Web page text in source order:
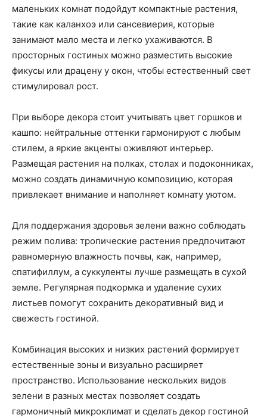
маленьких комнат подойдут компактные растения,
такие как каланхоэ или сансевиерия, которые
занимают мало места и легко ухаживаются. В
просторных гостиных можно разместить высокие
фикусы или драцену у окон, чтобы естественный свет
стимулировал рост.
При выборе декора стоит учитывать цвет горшков и
кашпо: нейтральные оттенки гармонируют с любым
стилем, а яркие акценты оживляют интерьер.
Размещая растения на полках, столах и подоконниках,
можно создать динамичную композицию, которая
привлекает внимание и наполняет комнату уютом.
Для поддержания здоровья зелени важно соблюдать
режим полива: тропические растения предпочитают
равномерную влажность почвы, как, например,
спатифиллум, а суккуленты лучше размещать в сухой
земле. Регулярная подкормка и удаление сухих
листьев помогут сохранить декоративный вид и
свежесть гостиной.
Комбинация высоких и низких растений формирует
естественные зоны и визуально расширяет
пространство. Использование нескольких видов
зелени в разных местах позволяет создать
гармоничный микроклимат и сделать декор гостиной